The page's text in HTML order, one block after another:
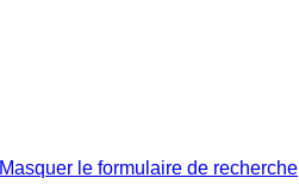
Masquer le formulaire de recherche